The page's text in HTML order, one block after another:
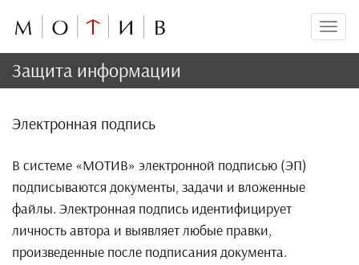
Защита информации
Электронная подпись
В системе «МОТИВ» электронной подписью (ЭП)
подписываются документы, задачи и вложенные
файлы. Электронная подпись идентифицирует
личность автора и выявляет любые правки,
произведенные после подписания документа.